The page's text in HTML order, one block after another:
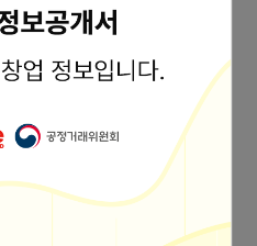
, 수박 손질까지 무료
일을 무료로 손질해주는
... 변동) #롯데백화점 #롯데백화점본
컷팅서비스 #수박컷팅서비스...
린나이누수로
누수로 삼우 프레쉬로교체 감압변포
교.관공서.업소.원룸 무상출장 점검.
****FRESH프...